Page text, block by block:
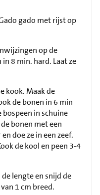
gado met rijst op
op de
8 min. hard. Laat ze
kook. Maak de
de bonen in 6 min
bospeen in schuine
bonen met een
doe ze in een zeef.
de kool en peen 3-4
lengte en snijd de
1 cm breed.